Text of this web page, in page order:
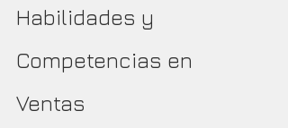
Habilidades y
Competencias en
Ventas